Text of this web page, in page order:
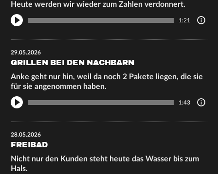
Heute werden wir wieder zum Zahlen verdonnert.
1:21
29.05.2026
GRILLEN BEI DEN NACHBARN
Anke geht nur hin, weil da noch 2 Pakete liegen, die sie
für sie angenommen haben.
1:43
28.05.2026
FREIBAD
Nicht nur den Kunden steht heute das Wasser bis zum
Hals.